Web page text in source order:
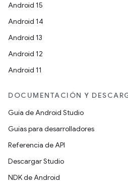
Android 15
Android 14
Android 13
Android 12
Android 11
DOCUMENTACIÓN Y
Guía de Android Studio
Guías para desarrolladores
Referencia de API
Descargar Studio
NDK de Android